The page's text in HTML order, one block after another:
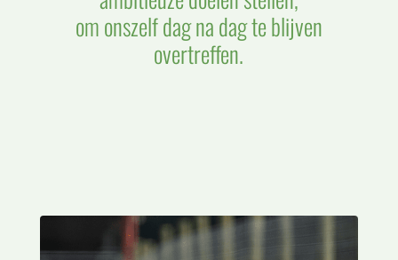
om onszelf dag na dag te blijven
overtreffen.